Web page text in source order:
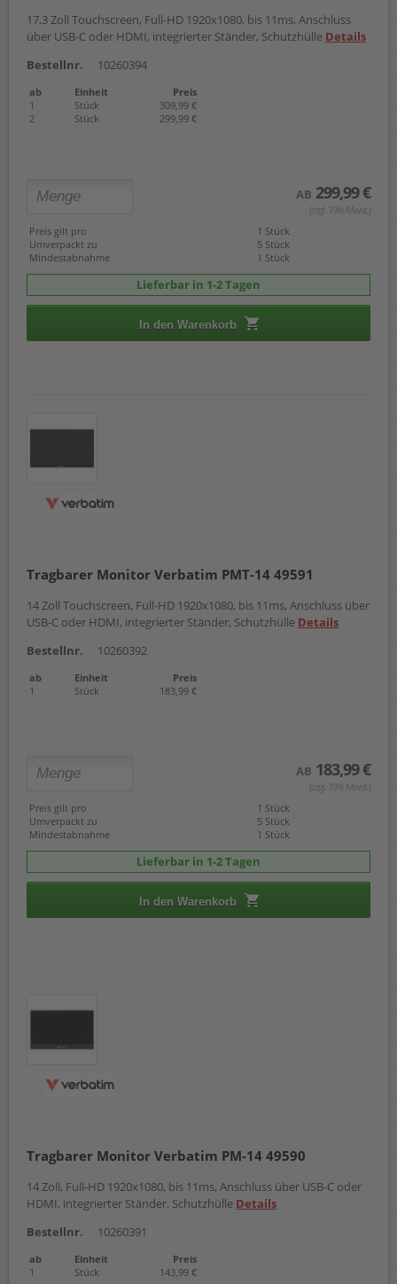
17,3 Zoll Touchscreen, Full-HD 1920x1080, bis 11ms, Anschluss
über USB-C oder HDMI, integrierter Ständer, Schutzhülle Details
Bestellnr.
10260394
ab Einheit
Preis
1
Stück
309,99 €
2
Stück 299,99 €
AB 299,99 €
(zzgl. 19% Mwst.)
Preis gilt pro
1 Stück
Umverpackt zu
5 Stück
Mindestabnahme
1 Stück
Lieferbar in 1-2 Tagen
In den Warenkorb
Tragbarer Monitor Verbatim PMT-14 49591
14 Zoll Touchscreen, Full-HD 1920x1080, bis 11ms, Anschluss über
USB-C oder HDMI, integrierter Ständer, Schutzhülle Details
Bestellnr.
10260392
ab Einheit
Preis
1
Stück 183,99 €
AB 183,99 €
(zzgl. 19% Mwst.)
Preis gilt pro
1 Stück
Umverpackt zu
5 Stück
Mindestabnahme
1 Stück
Lieferbar in 1-2 Tagen
In den Warenkorb
Tragbarer Monitor Verbatim PM-14 49590
14 Zoll, Full-HD 1920x1080, bis 11ms, Anschluss über USB-C oder
HDMI, integrierter Ständer, Schutzhülle Details
Bestellnr.
10260391
ab Einheit
Preis
1
Stück 143,99 €